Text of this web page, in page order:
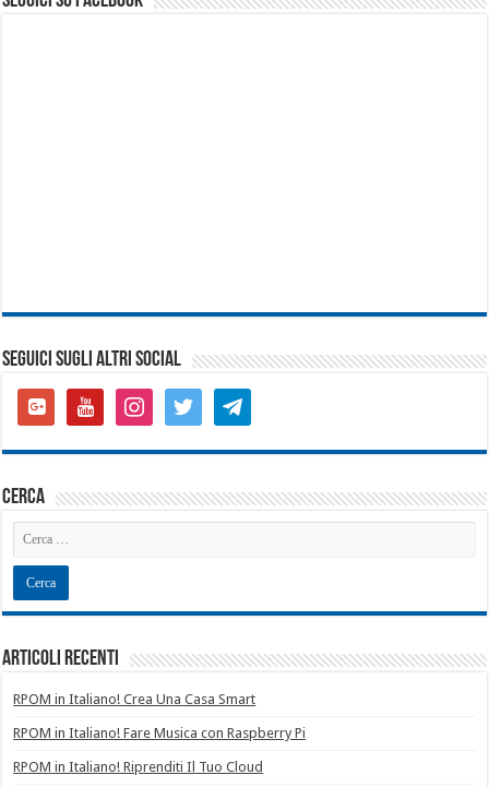
SEGUICI SUGLI ALTRI SOCIAL
google-
plus-
youtube instagramtwitter telegram
cerca
Articoli recenti
RPOM in Italiano! Crea Una Casa Smart
RPOM in Italiano! Fare Musica con Raspberry Pi
RPOM in Italiano! Riprenditi Il Tuo Cloud